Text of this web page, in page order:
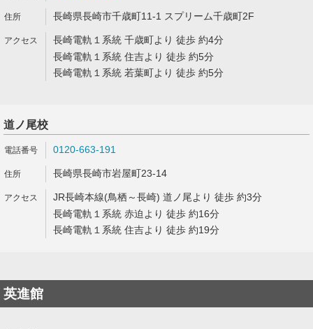
長崎県長崎市千歳町11-1 スプリーム千歳町2F
長崎電軌１系統 千歳町より 徒歩 約4分
長崎電軌１系統 住吉より 徒歩 約5分
長崎電軌１系統 若葉町より 徒歩 約5分
道ノ尾校
0120-663-191
長崎県長崎市岩屋町23-14
JR長崎本線(鳥栖～長崎) 道ノ尾より 徒歩 約3分
長崎電軌１系統 赤迫より 徒歩 約16分
長崎電軌１系統 住吉より 徒歩 約19分
英進館